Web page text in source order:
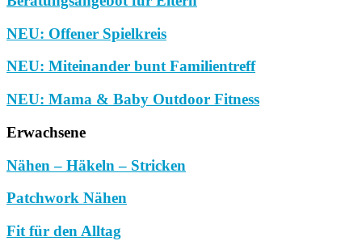
NEU: Offener Spielkreis
NEU: Miteinander bunt Familientreff
NEU: Mama & Baby Outdoor Fitness
Erwachsene
Nähen – Häkeln – Stricken
Patchwork Nähen
Fit für den Alltag